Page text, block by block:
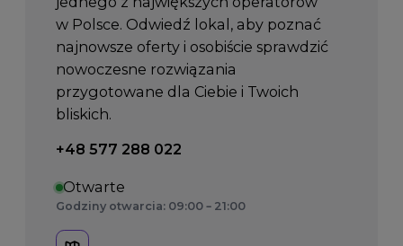
w Polsce. Odwiedź lokal, aby poznać
najnowsze oferty i osobiście sprawdzić
nowoczesne rozwiązania
przygotowane dla Ciebie i Twoich
bliskich.
Telefon kontaktowy:
+48 577 288 022
Otwarte
Godziny otwarcia: 09:00 – 21:00